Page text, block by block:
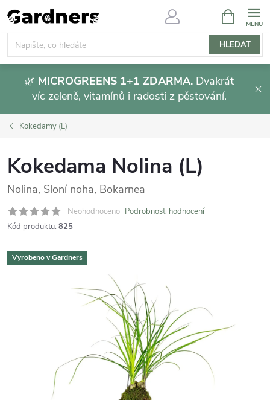
Přejít
na
obsah
HLEDAT
NÁKUPNÍ
KOŠÍK
🌿 MICROGREENS 1+1 ZDARMA. Dvakrát
víc zeleně, vitamínů i radosti z pěstování.
Kokedamy (L)
Kokedama Nolina (L)
Nolina, Sloní noha, Bokarnea
Neohodnoceno Podrobnosti hodnocení
Kód produktu: 825
Vyrobeno v Gardners